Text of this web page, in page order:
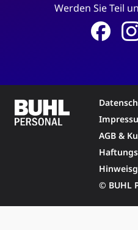
Werden Sie Teil
AGB &
© BUHL